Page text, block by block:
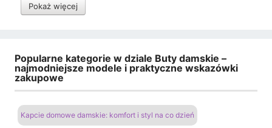
Pokaż więcej
Popularne kategorie w dziale Buty damskie –
najmodniejsze modele i praktyczne wskazówki
zakupowe
Kapcie domowe damskie: komfort i styl na co dzień